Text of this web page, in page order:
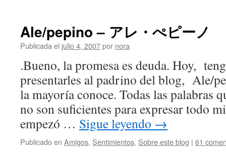
Ale/pepino – アレ・ぺピーノ
Publicada el julio 4, 2007por nora
.Bueno, la promesa es deuda. Hoy,
presentarles al padrino del blog, Ale/
la mayoría conoce. Todas las palabras
no son suficientes para expresar todo
empezó … Sigue leyendo →
Publicado en Amigos, Sentimientos, Sobre este blog | 61